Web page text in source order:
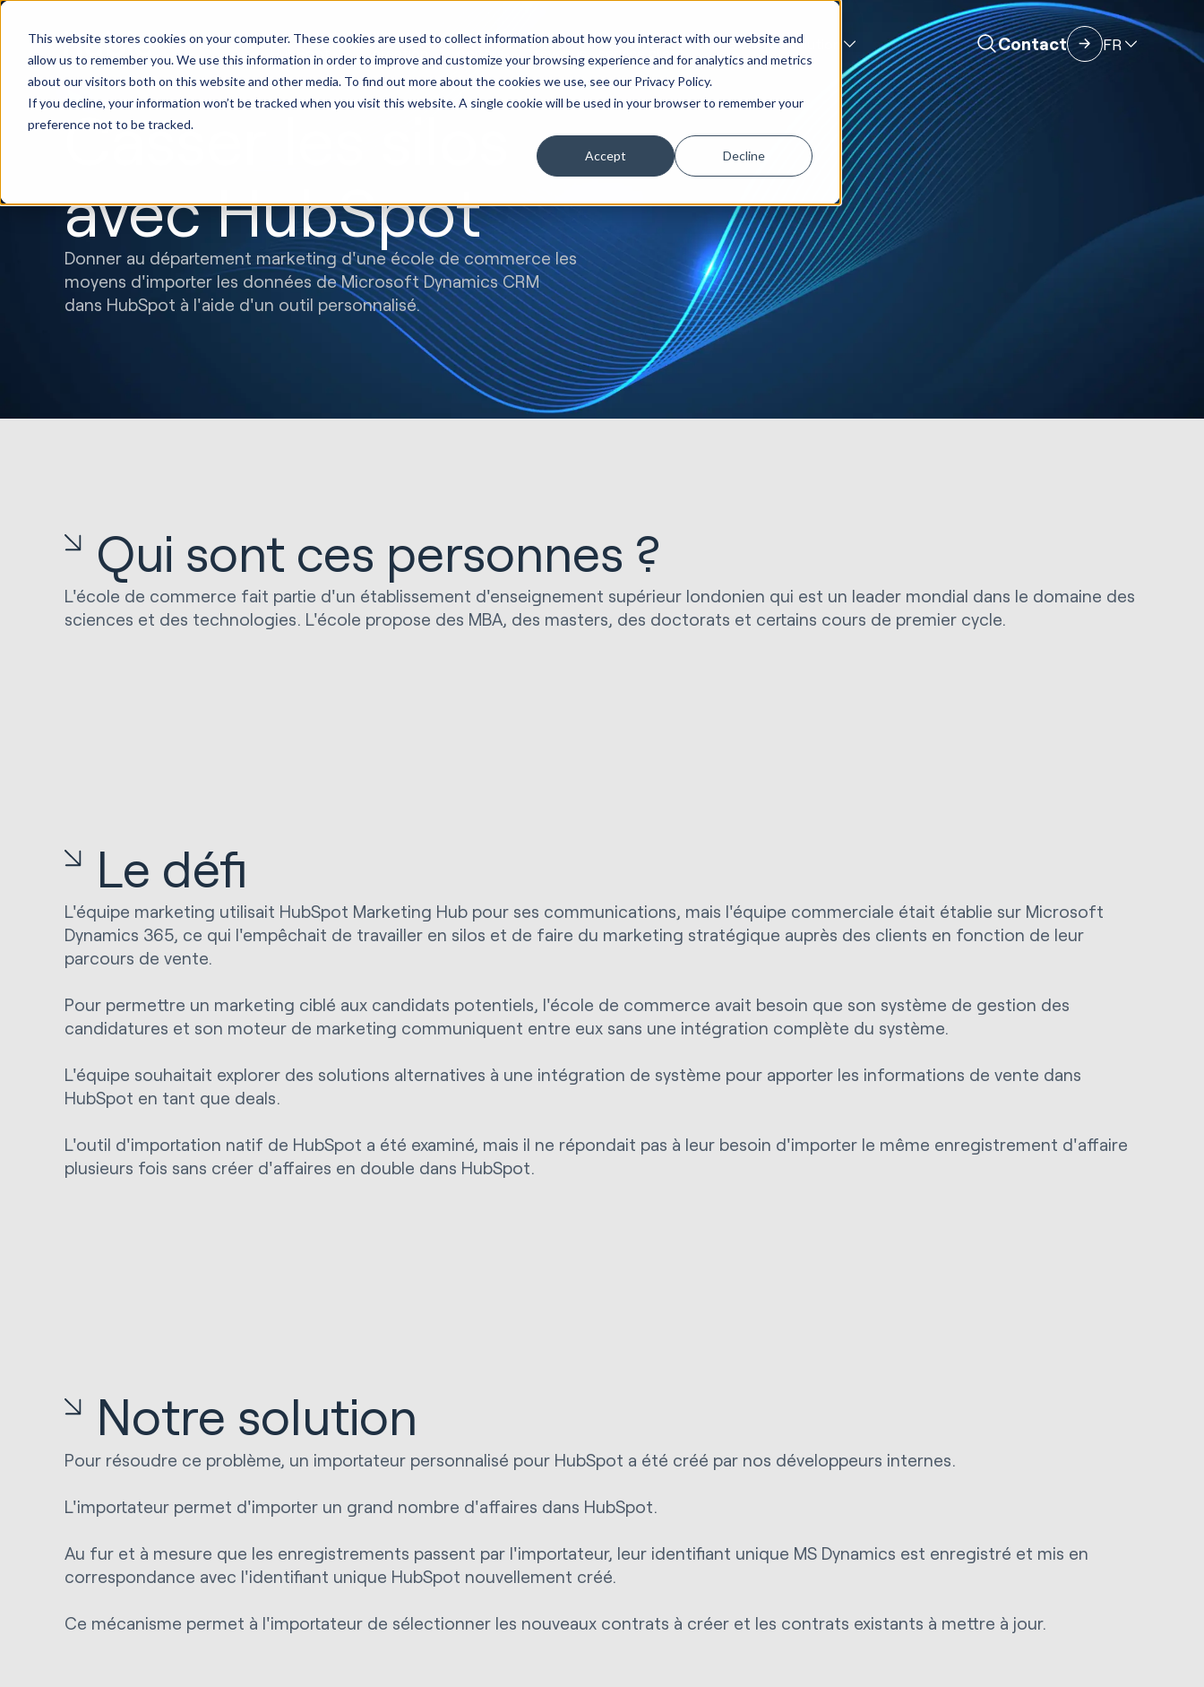
This website stores cookies on your computer. These cookies are used to collect information about how you interact with our website and
allow us to remember you. We use this information in order to improve and customize your browsing experience and for analytics and metrics
about our visitors both on this website and other media. To find out more about the cookies we use, see our Privacy Policy.
If you decline, your information won’t be tracked when you visit this website. A single cookie will be used in your browser to remember your
preference not to be tracked.
Accept Decline
Implémentation
HubSpot
Marketing et
création
Site Web et
portails
Ventes et
revenus
Opérations de
service client
Rechercher l'évolution Contact FR
Casser les silos
avec HubSpot
Donner au département marketing d'une école de commerce les
moyens d'importer les données de Microsoft Dynamics CRM
dans HubSpot à l'aide d'un outil personnalisé.
Qui sont ces personnes ?
L'école de commerce fait partie d'un établissement d'enseignement supérieur londonien qui est un leader mondial dans le domaine des
sciences et des technologies. L'école propose des MBA, des masters, des doctorats et certains cours de premier cycle.
Le défi
L'équipe marketing utilisait HubSpot Marketing Hub pour ses communications, mais l'équipe commerciale était établie sur Microsoft
Dynamics 365, ce qui l'empêchait de travailler en silos et de faire du marketing stratégique auprès des clients en fonction de leur
parcours de vente.
Pour permettre un marketing ciblé aux candidats potentiels, l'école de commerce avait besoin que son système de gestion des
candidatures et son moteur de marketing communiquent entre eux sans une intégration complète du système.
L'équipe souhaitait explorer des solutions alternatives à une intégration de système pour apporter les informations de vente dans
HubSpot en tant que deals.
L'outil d'importation natif de HubSpot a été examiné, mais il ne répondait pas à leur besoin d'importer le même enregistrement d'affaire
plusieurs fois sans créer d'affaires en double dans HubSpot.
Notre solution
Pour résoudre ce problème, un importateur personnalisé pour HubSpot a été créé par nos développeurs internes.
L'importateur permet d'importer un grand nombre d'affaires dans HubSpot.
Au fur et à mesure que les enregistrements passent par l'importateur, leur identifiant unique MS Dynamics est enregistré et mis en
correspondance avec l'identifiant unique HubSpot nouvellement créé.
Ce mécanisme permet à l'importateur de sélectionner les nouveaux contrats à créer et les contrats existants à mettre à jour.